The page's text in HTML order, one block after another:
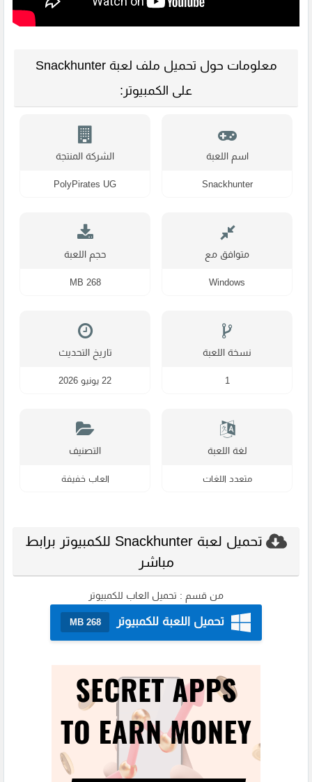
معلومات حول تحميل ملف لعبة Snackhunter
على الكمبيوتر:
اسم اللعبة
Snackhunter
الشركة المنتجة
PolyPirates UG
متوافق مع
Windows
حجم اللعبة
268 MB
نسخة اللعبة
1
تاريخ التحديث
22 يونيو 2026
لغة اللعبة
متعدد اللغات
التصنيف
العاب خفيفة
تحميل لعبة Snackhunter للكمبيوتر برابط
مباشر
من قسم : تحميل العاب للكمبيوتر
تحميل اللعبة للكمبيوتر 268 MB